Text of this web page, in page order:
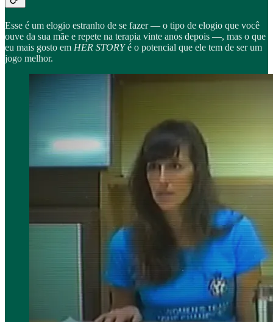
Esse é um elogio estranho de se fazer — o tipo de elogio que você
ouve da sua mãe e repete na terapia vinte anos depois —, mas o que
eu mais gosto em HER STORYé o potencial que ele tem de ser um
jogo melhor.